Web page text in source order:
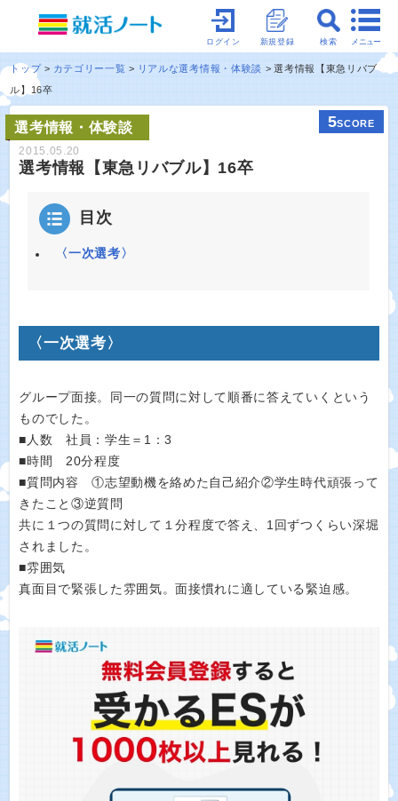
メニュー
検索
新規登録
ログイン
トップ カテゴリー一覧 リアルな選考情報・体験談
選考情報【東急リバブ
ル】16卒
選考情報・体験談 5SCORE
2015.05.20
選考情報【東急リバブル】16卒
目次
〈一次選考〉
〈一次選考〉
グループ面接。同一の質問に対して順番に答えていくという
ものでした。
■人数 社員：学生＝1：3
■時間 20分程度
■質問内容 ①志望動機を絡めた自己紹介②学生時代頑張って
きたこと③逆質問
共に１つの質問に対して１分程度で答え、1回ずつくらい深堀
されました。
■雰囲気
真面目で緊張した雰囲気。面接慣れに適している緊迫感。